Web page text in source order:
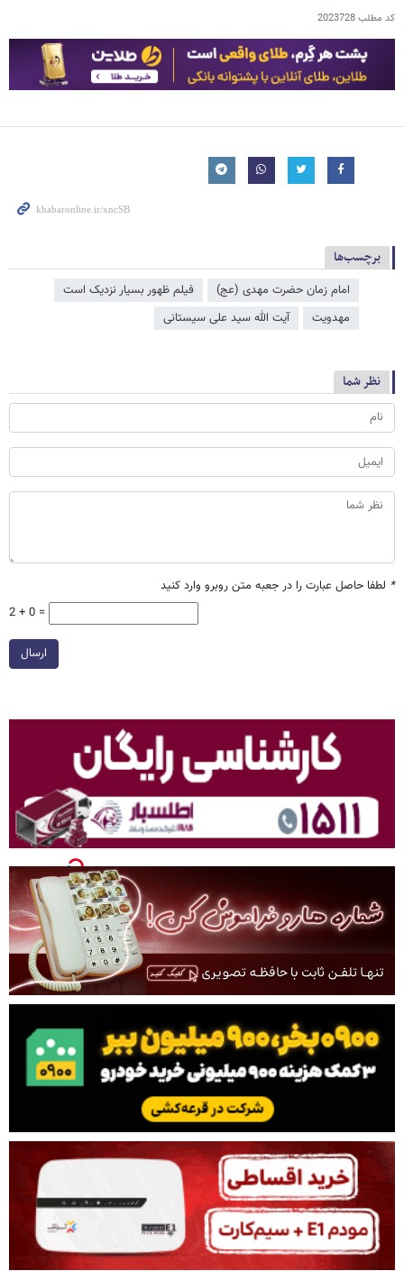
کد مطلب2023728
برچسب‌ها
امام زمان حضرت مهدی (عج)
فیلم ظهور بسیار نزدیک است
مهدویت
آیت الله سید علی سیستانی
نظر شما
* لطفا حاصل عبارت را در جعبه متن روبرو وارد کنید
2 + 0 =
ارسال